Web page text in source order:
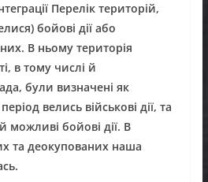
Переліктериторій,
бойові дії або
. В ньому територія
в тому числі й
були визначені як
велись військові дії, та
можливі бойові дії. В
та деокупованих наша